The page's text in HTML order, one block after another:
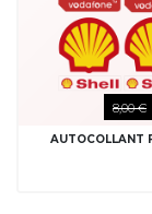
8,00 €
AUTOCOLLANT